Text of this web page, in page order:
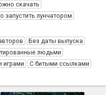
скачать
запустить лунчатором
Без даты выпуска
людьми
играми
С битыми ссылками